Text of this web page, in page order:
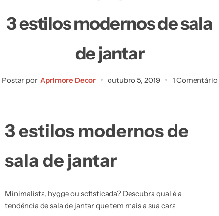
3 estilos modernos de sala
de jantar
Postar por Aprimore Decor outubro 5, 2019 1 Comentário
3 estilos modernos de
sala de jantar
Minimalista, hygge ou sofisticada? Descubra qual é a
tendência de sala de jantar que tem mais a sua cara